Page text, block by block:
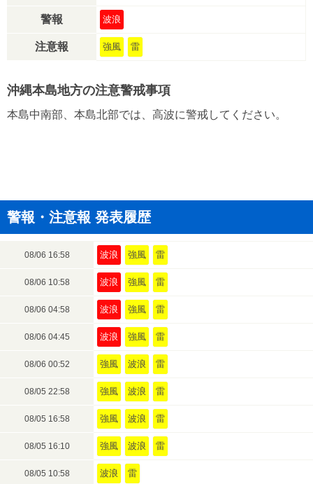
警報 波浪
注意報 強風 雷
沖縄本島地方の注意警戒事項
本島中南部、本島北部では、高波に警戒してください。
警報・注意報 発表履歴
08/06 16:58 波浪 強風 雷
08/06 10:58 波浪 強風 雷
08/06 04:58 波浪 強風 雷
08/06 04:45 波浪 強風 雷
08/06 00:52 強風 波浪 雷
08/05 22:58 強風 波浪 雷
08/05 16:58 強風 波浪 雷
08/05 16:10 強風 波浪 雷
08/05 10:58 波浪 雷